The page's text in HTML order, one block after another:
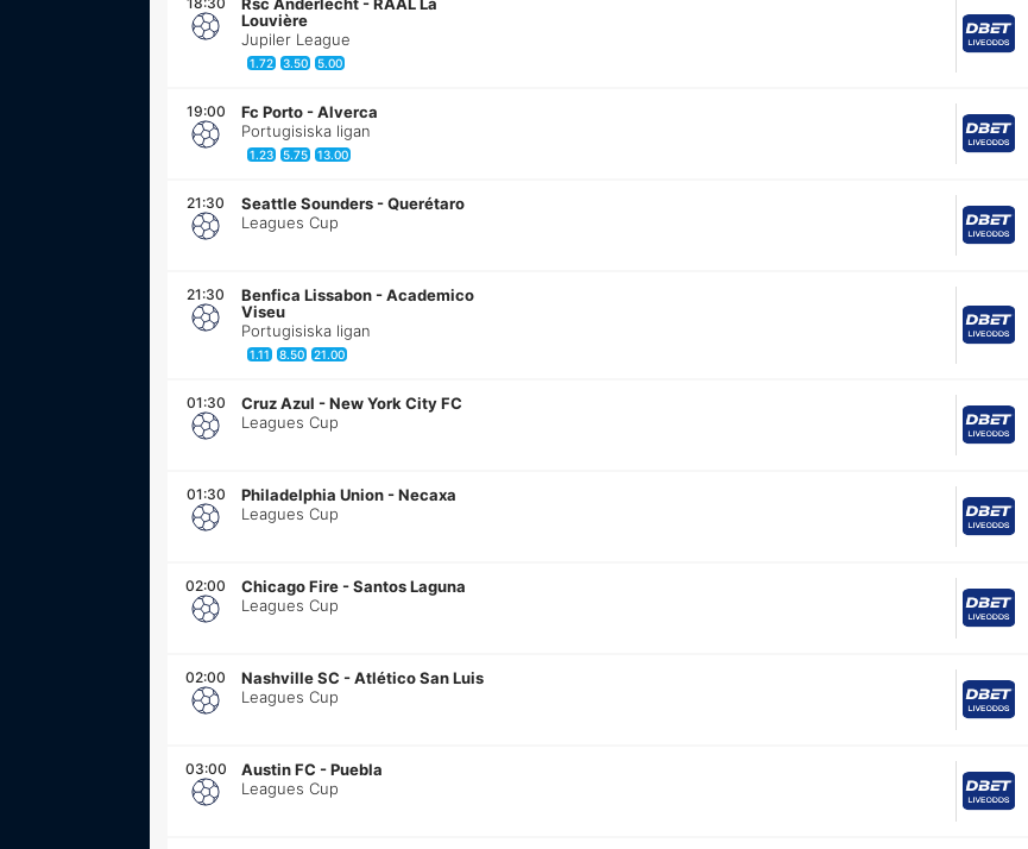
Louvière
Jupiler League
1.72 3.50 5.00
19:00 Fc Porto -Alverca
Portugisiska ligan
1.23 5.75 13.00
21:30 Seattle Sounders -Querétaro
Leagues Cup
21:30 Benfica Lissabon -Academico
Viseu
Portugisiska ligan
1.11 8.50 21.00
01:30 Cruz Azul -New York City FC
Leagues Cup
01:30 Philadelphia Union -Necaxa
Leagues Cup
02:00 Chicago Fire -Santos Laguna
Leagues Cup
02:00 Nashville SC -Atlético San Luis
Leagues Cup
03:00 Austin FC -Puebla
Leagues Cup